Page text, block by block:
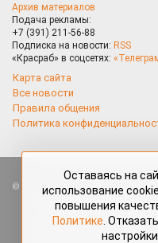
Архив материалов
Подача рекламы:
+7 (391) 211-56-88
Подписка на новости: RSS
«Красраб» в соцсетях:
Карта сайта
Все новости
Правила общения
Политика
Все права защищены.
«Красраб.ру»
и читателями, являются
частичное использование
«Красраб.ру», допускается
Оставаясь на
использование
повышения
Политике .